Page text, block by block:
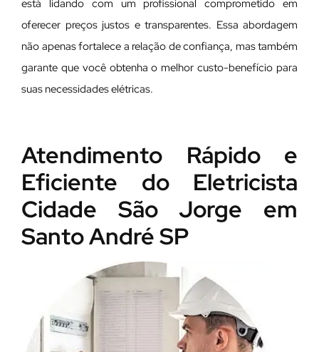
está lidando com um profissional comprometido em
oferecer preços justos e transparentes. Essa abordagem
não apenas fortalece a relação de confiança, mas também
garante que você obtenha o melhor custo-benefício para
suas necessidades elétricas.
Atendimento Rápido e
Eficiente do Eletricista
Cidade São Jorge em
Santo André SP